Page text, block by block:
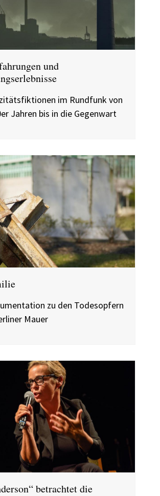
und
im Rundfunk von
Jahren bis in die Gegenwart
zu den Todesopfern
Mauer
betrachtet die